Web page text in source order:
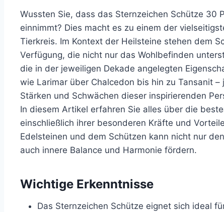
Wussten Sie, dass das Sternzeichen Schütze
einnimmt? Dies macht es zu einem der
Tierkreis. Im Kontext der Heilsteine stehen dem
Verfügung, die nicht nur das Wohlbefinden
die in der jeweiligen Dekade angelegten
wie Larimar über Chalcedon bis hin zu Tansanit
Stärken und Schwächen dieser inspirierenden
In diesem Artikel erfahren Sie alles über die
einschließlich ihrer besonderen Kräfte und
Edelsteinen und dem Schützen kann nicht nur
auch innere Balance und Harmonie fördern.
Wichtige Erkenntnisse
Das Sternzeichen Schütze eignet sich ideal